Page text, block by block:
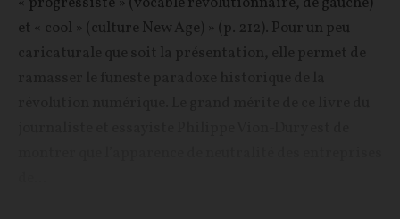
et « cool » (culture New Age) » (p. 212). Pour un peu